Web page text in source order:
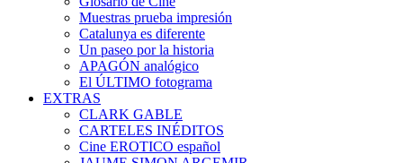
Muestras prueba impresión
Catalunya es diferente
Un paseo por la historia
APAGÓN analógico
El ÚLTIMO fotograma
EXTRAS
CLARK GABLE
CARTELES INÉDITOS
Cine EROTICO español